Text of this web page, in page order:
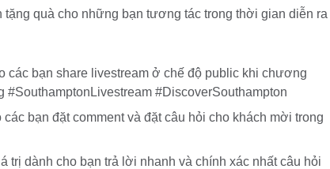
tặng quà cho những bạn tương tác trong thời gian diễn ra
các bạn share livestream ở chế độ public khi chương
#SouthamptonLivestream #DiscoverSouthampton
bạn đặt comment và đặt câu hỏi cho khách mời trong
trị dành cho bạn trả lời nhanh và chính xác nhất câu hỏi